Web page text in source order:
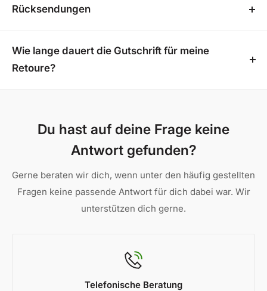
Mastercard
Rücksendungen
Kein Problem! Sie haben die Möglichkeit, Ihre
Bestellung innerhalb von 14 Tagen ohne Angabe von
ist und maßgefertigte Produkte sowie individuell
zugeschnittene Überdachungen von der Rückgabe
dass jede Retoure reibungslos und transparent
abläuft.
Wie lange dauert die Gutschrift für meine
Retoure?
Du hast auf deine Frage keine
Antwort gefunden?
Gerne beraten wir dich, wenn unter den häufig gestellten
Fragen keine passende Antwort für dich dabei war. Wir
unterstützen dich gerne.
Telefonische Beratung